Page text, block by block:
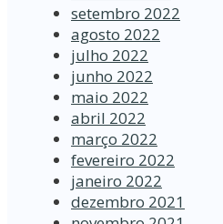
setembro 2022
agosto 2022
julho 2022
junho 2022
maio 2022
abril 2022
março 2022
fevereiro 2022
janeiro 2022
dezembro 2021